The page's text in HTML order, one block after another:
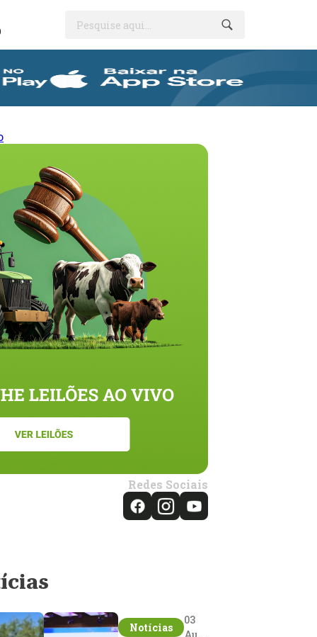
Pesquise aqui...
Redes Sociais
Notícias
03